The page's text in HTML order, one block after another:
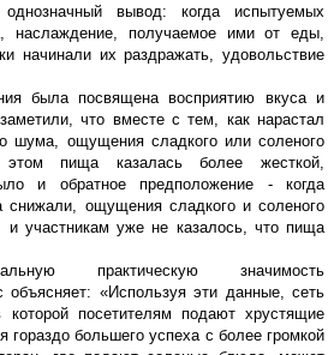
вывод: когда испытуемых
наслаждение, получаемое ими от еды,
начинали их раздражать, удовольствие
была посвящена восприятию вкуса и
что вместе с тем, как нарастал
шума, ощущения сладкого или соленого
пища казалась более жесткой,
и обратное предположение - когда
снижали, ощущения сладкого и соленого
и участникам уже не казалось, что пища
практическую значимость
«Используя эти данные, сеть
которой посетителям подают хрустящие
гораздо большего успеха с более громкой